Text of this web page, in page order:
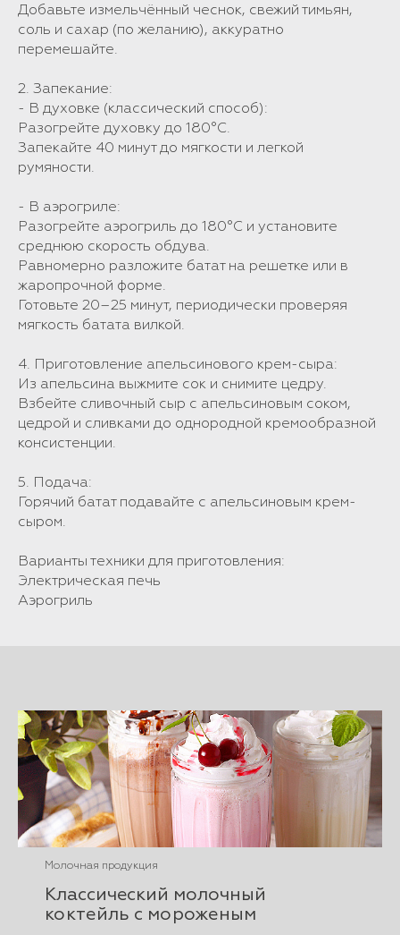
Добавьте измельчённый чеснок, свежий тимьян,
соль и сахар (по желанию), аккуратно
перемешайте.
2. Запекание:
- В духовке (классический способ):
Разогрейте духовку до 180°C.
Запекайте 40 минут до мягкости и легкой
румяности.
- В аэрогриле:
Разогрейте аэрогриль до 180°C и установите
среднюю скорость обдува.
Равномерно разложите батат на решетке или в
жаропрочной форме.
Готовьте 20–25 минут, периодически проверяя
мягкость батата вилкой.
4. Приготовление апельсинового крем-сыра:
Из апельсина выжмите сок и снимите цедру.
Взбейте сливочный сыр с апельсиновым соком,
цедрой и сливками до однородной кремообразной
консистенции.
5. Подача:
Горячий батат подавайте с апельсиновым крем-
сыром.
Варианты техники для приготовления:
Электрическая печь
Аэрогриль
Молочная продукция
Классический молочный
коктейль с мороженым